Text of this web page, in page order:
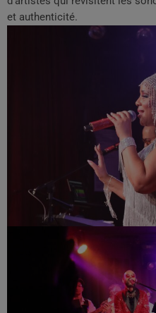
et authenticité.